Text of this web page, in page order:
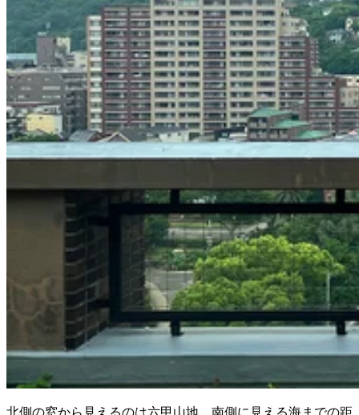
北側の窓から見えるのは六甲山地。南側に見える海までの距